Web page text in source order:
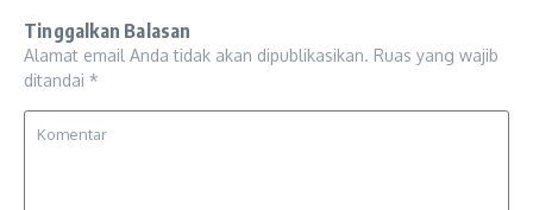
Tinggalkan Balasan
Alamat email Anda tidak akan dipublikasikan. Ruas yang wajib
ditandai *